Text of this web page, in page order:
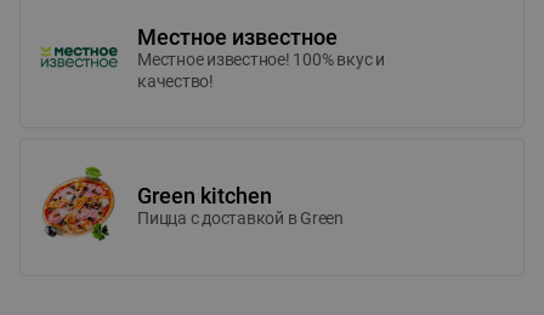
Местное известное
Местное известное! 100% вкус и
качество!
Green kitchen
Пицца c доставкой в Green